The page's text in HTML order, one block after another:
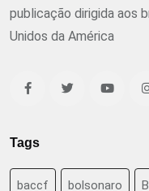
publicação dirigida aos
Unidos da América
Tags
baccf bolsonaro